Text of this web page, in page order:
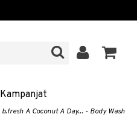
Kampanjat
b.fresh A Coconut A Day... - Body Wash